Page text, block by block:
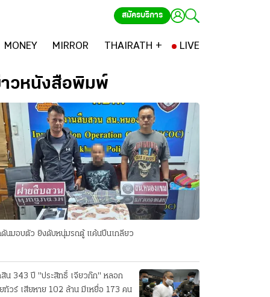
สมัครบริการ
MONEY MIRROR THAIRATH + LIVE
วหนังสือพิมพ์
นมอบตัว ยิงดับหนุ่มรถตู้ แค้นปีนเกลียว
น 343 ปี "ประสิทธิ์ เจียวก๊ก" หลอก
ทัวร์ เสียหาย 102 ล้าน มีเหยื่อ 173 คน